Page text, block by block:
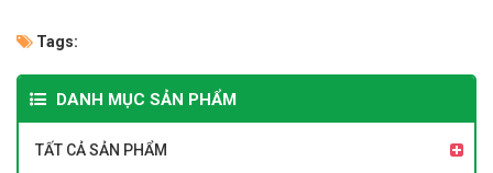
Tags:
DANH MỤC SẢN PHẨM
TẤT CẢ SẢN PHẨM